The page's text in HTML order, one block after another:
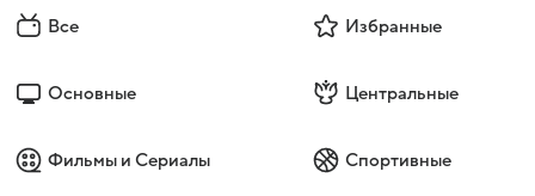
Все Избранные
Основные Центральные
Фильмы и Сериалы Спортивные